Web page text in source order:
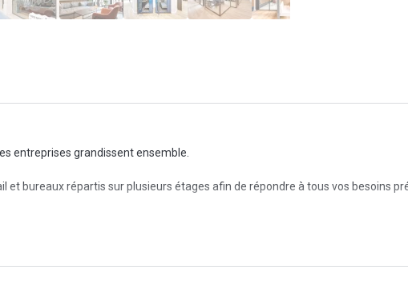
entreprises grandissent ensemble.
bureaux répartis sur plusieurs étages afin de répondre à tous vos besoins
que vous soyez seul ou entouré d'une équipe de 100 personnes. De plus,
la vie.